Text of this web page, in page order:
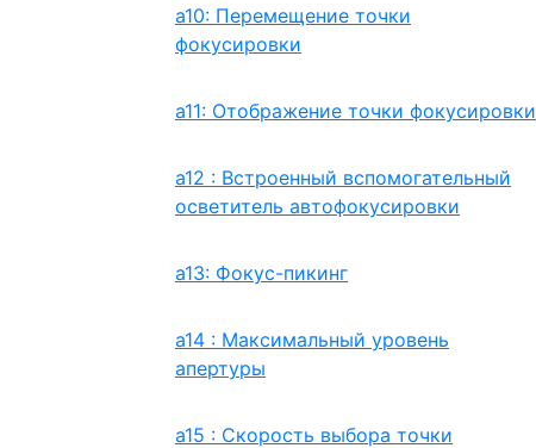
a10: Перемещение точки
фокусировки
a11: Отображение точки фокусировки
a12 : Встроенный вспомогательный
осветитель автофокусировки
a13: Фокус-пикинг
a14 : Максимальный уровень
апертуры
a15 : Скорость выбора точки